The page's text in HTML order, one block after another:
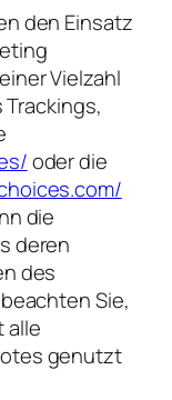
den Einsatz
Vielzahl
Trackings,
oder die
die
deren
des
Sie,
alle
genutzt